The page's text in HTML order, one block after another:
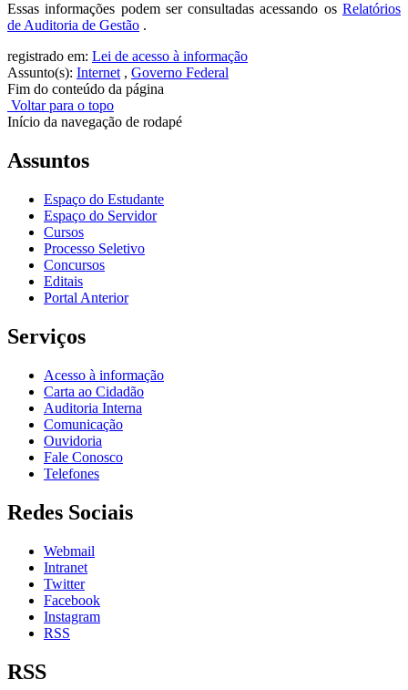
Essas informações podem ser consultadas acessando os Relatórios
de Auditoria de Gestão .
registrado em: Lei de acesso à informação
Assunto(s): Internet , Governo Federal
Fim do conteúdo da página
Voltar para o topo
Início da navegação de rodapé
Assuntos
Espaço do Estudante
Espaço do Servidor
Cursos
Processo Seletivo
Concursos
Editais
Portal Anterior
Serviços
Acesso à informação
Carta ao Cidadão
Auditoria Interna
Comunicação
Ouvidoria
Fale Conosco
Telefones
Redes Sociais
Webmail
Intranet
Twitter
Facebook
Instagram
RSS
RSS